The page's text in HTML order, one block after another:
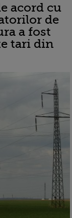
acord cu
de
a fost
tari din